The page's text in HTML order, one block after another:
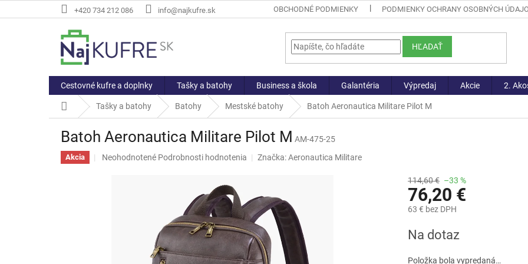
na
+420 734 212 086 info@najkufre.sk OBCHODNÉ PODMIENKY PODMIENKY OCHRANY OSOBNÝCH
HĽADAŤ
Cestovné kufre a doplnky Tašky a batohy Business a škola Galantéria Výpredaj Akcie 2.
DomovTašky a batohy Batohy Mestské batohy Batoh Aeronautica Militare Pilot M
Batoh Aeronautica Militare Pilot M AM-475-25
Akcia
Priemerné
Neohodnotené Podrobnosti hodnotenia Značka:Aeronautica Militare
114,60 € –33 %
76,20 €
63 € bez DPH
cena:
Na dotaz
Položka bola vypredaná…